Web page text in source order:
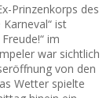
Prinzenkorps des
ist
im
war sichtlich
von den
Wetter spielte